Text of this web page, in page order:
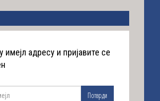
имејл адресу и пријавите се
Потврди